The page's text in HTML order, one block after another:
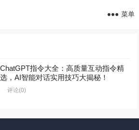
菜单
ChatGPT指令大全：高质量互动指令精
选，AI智能对话实用技巧大揭秘！
评论(0)